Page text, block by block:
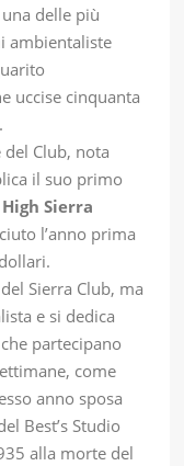
una delle più
ambientaliste
uccise cinquanta
Club, nota
il suo primo
Sierra
l’anno prima
Sierra Club, ma
e si dedica
partecipano
come
anno sposa
Best’s Studio
alla morte del